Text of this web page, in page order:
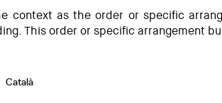
context as the order or specific
This order or specific arrangement
contexts
Català